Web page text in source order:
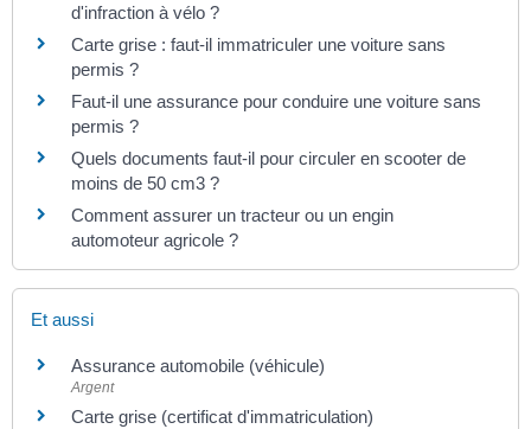
d'infraction à vélo ?
Carte grise : faut-il immatriculer une voiture sans
permis ?
Faut-il une assurance pour conduire une voiture sans
permis ?
Quels documents faut-il pour circuler en scooter de
moins de 50 cm3 ?
Comment assurer un tracteur ou un engin
automoteur agricole ?
Et aussi
Assurance automobile (véhicule)
Argent
Carte grise (certificat d'immatriculation)